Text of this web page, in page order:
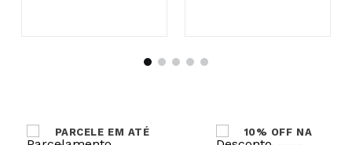
PARCELE EM ATÉ 10% OFF NA